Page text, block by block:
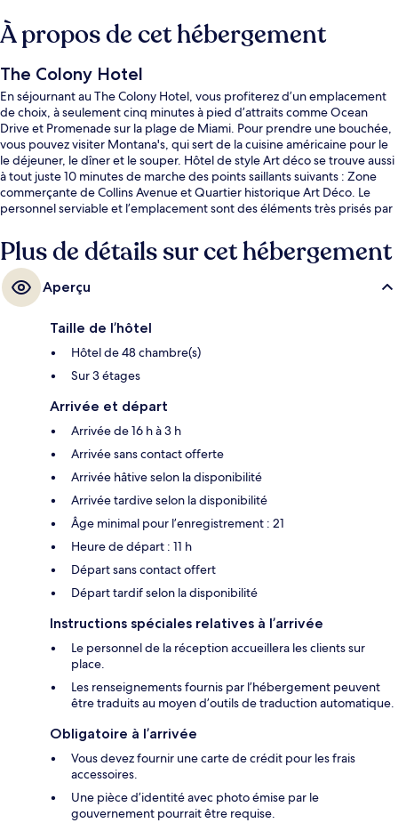
À propos de cet hébergement
The Colony Hotel
En séjournant au The Colony Hotel, vous profiterez d’un emplacement
de choix, à seulement cinq minutes à pied d’attraits comme Ocean
Drive et Promenade sur la plage de Miami. Pour prendre une bouchée,
vous pouvez visiter Montana's, qui sert de la cuisine américaine pour le
le déjeuner, le dîner et le souper. Hôtel de style Art déco se trouve aussi
à tout juste 10 minutes de marche des points saillants suivants : Zone
commerçante de Collins Avenue et Quartier historique Art Déco. Le
personnel serviable et l’emplacement sont des éléments très prisés par
Plus de détails sur cet hébergement
Aperçu
Taille de l’hôtel
Hôtel de 48 chambre(s)
Sur 3 étages
Arrivée et départ
Arrivée de 16 h à 3 h
Arrivée sans contact offerte
Arrivée hâtive selon la disponibilité
Arrivée tardive selon la disponibilité
Âge minimal pour l’enregistrement : 21
Heure de départ : 11 h
Départ sans contact offert
Départ tardif selon la disponibilité
Instructions spéciales relatives à l’arrivée
Le personnel de la réception accueillera les clients sur
place.
Les renseignements fournis par l’hébergement peuvent
être traduits au moyen d’outils de traduction automatique.
Obligatoire à l’arrivée
Vous devez fournir une carte de crédit pour les frais
accessoires.
Une pièce d’identité avec photo émise par le
gouvernement pourrait être requise.